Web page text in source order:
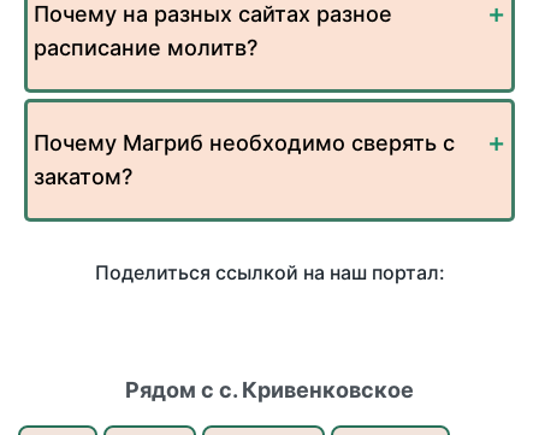
Почему на разных сайтах разное
расписание молитв?
Почему Магриб необходимо сверять с
закатом?
Поделиться ссылкой на наш портал:
Рядом с с. Кривенковское